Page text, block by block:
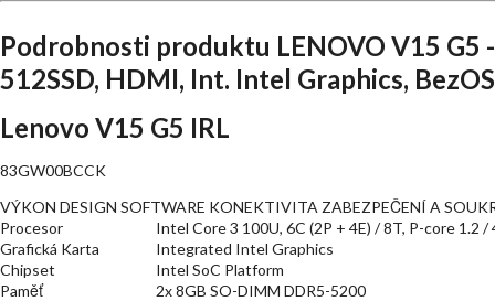
Podrobnosti produktu LENOVO V15 G5
512SSD, HDMI, Int. Intel Graphics,
Lenovo V15 G5 IRL
83GW00BCCK
VÝKON DESIGN SOFTWARE KONEKTIVITA ZABEZPEČENÍ A
Procesor
Intel Core 3 100U, 6C (2P + 4E) / 8T, P-core 1.2 /
Grafická Karta
Integrated Intel Graphics
Chipset
Intel SoC Platform
Paměť
2x 8GB SO-DIMM DDR5-5200